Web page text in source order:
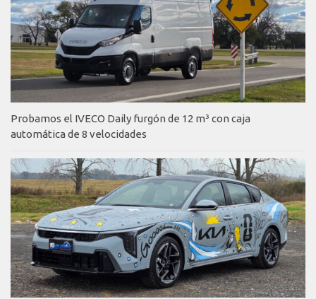
Probamos el IVECO Daily furgón de 12 m³ con caja
automática de 8 velocidades